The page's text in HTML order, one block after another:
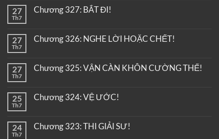
27
Th7
Chương 327: BẮT ĐI!
27
Th7
Chương 326: NGHE LỜI HOẶC CHẾT!
27
Th7
Chương 325: VẬN CÀN KHÔN CƯỜNG THẾ!
25
Th7
Chương 324: VỆ ƯỚC!
24
Th7
Chương 323: THI GIẢI SƯ!